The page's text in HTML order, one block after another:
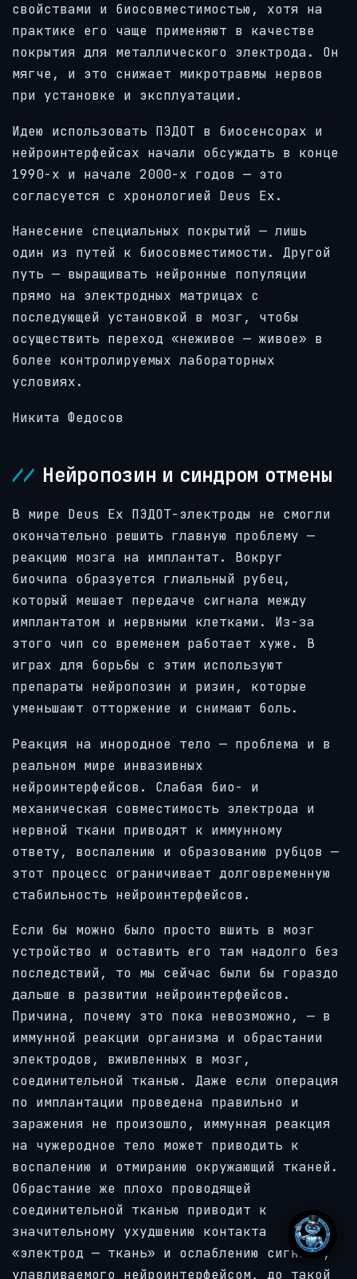
свойствами и биосовместимостью, хотя на
практике его чаще применяют в качестве
покрытия для металлического электрода. Он
мягче, и это снижает микротравмы нервов
при установке и эксплуатации.
Идею использовать ПЭДОТ в биосенсорах и
нейроинтерфейсах начали обсуждать в конце
1990-х и начале 2000-х годов — это
согласуется с хронологией Deus Ex.
Нанесение специальных покрытий — лишь
один из путей к биосовместимости. Другой
путь — выращивать нейронные популяции
прямо на электродных матрицах с
последующей установкой в мозг, чтобы
осуществить переход «неживое — живое» в
более контролируемых лабораторных
условиях.
Никита Федосов
Нейропозин и синдром отмены
В мире Deus Ex ПЭДОТ-электроды не смогли
окончательно решить главную проблему —
реакцию мозга на имплантат. Вокруг
биочипа образуется глиальный рубец,
который мешает передаче сигнала между
имплантатом и нервными клетками. Из-за
этого чип со временем работает хуже. В
играх для борьбы с этим используют
препараты нейропозин и ризин, которые
уменьшают отторжение и снимают боль.
Реакция на инородное тело — проблема и в
реальном мире инвазивных
нейроинтерфейсов. Слабая био- и
механическая совместимость электрода и
нервной ткани приводят к иммунному
ответу, воспалению и образованию рубцов —
этот процесс ограничивает долговременную
стабильность нейроинтерфейсов.
Если бы можно было просто вшить в мозг
устройство и оставить его там надолго без
последствий, то мы сейчас были бы гораздо
дальше в развитии нейроинтерфейсов.
Причина, почему это пока невозможно, — в
иммунной реакции организма и обрастании
электродов, вживленных в мозг,
соединительной тканью. Даже если операция
по имплантации проведена правильно и
заражения не произошло, иммунная реакция
на чужеродное тело может приводить к
воспалению и отмиранию окружающий тканей.
Обрастание же плохо проводящей
соединительной тканью приводит к
значительному ухудшению контакта
«электрод — ткань» и ослаблению сигнала,
улавливаемого нейроинтерфейсом, до такой